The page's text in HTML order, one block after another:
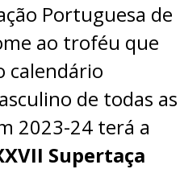
Portuguesa de
ao troféu que
calendário
de todas as
2023-24 terá a
Supertaça